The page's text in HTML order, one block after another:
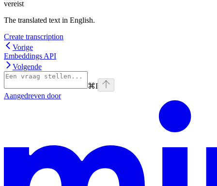
vereist
The translated text in English.
Create transcription
Vorige
Embeddings API
Volgende
⌘I
Aangedreven door